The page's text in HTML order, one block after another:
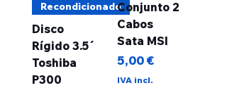
Recondicionado
Disco
Rígido 3.5´
Toshiba
P300
Conjunto 2
Cabos
Sata MSI
Preço
5,00 €
IVA incl.